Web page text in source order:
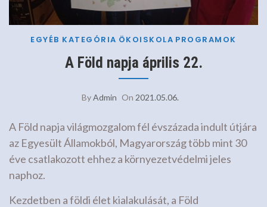
EGYÉB KATEGÓRIA ÖKOISKOLA PROGRAMOK
A Föld napja április 22.
ByAdmin On 2021.05.06.
A Föld napja világmozgalom fél évszázada indult útjára
az Egyesült Államokból, Magyarország több mint 30
éve csatlakozott ehhez a környezetvédelmi jeles
naphoz.
Kezdetben a földi élet kialakulását, a Föld